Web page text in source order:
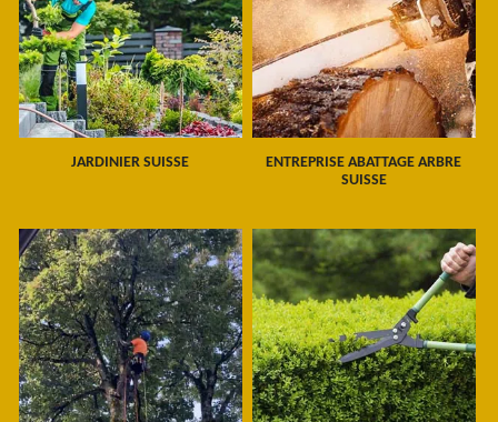
JARDINIER SUISSE
ENTREPRISE ABATTAGE ARBRE
SUISSE